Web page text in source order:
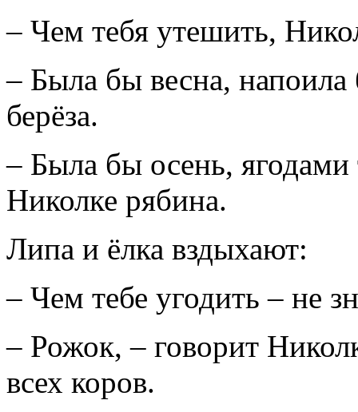
– Чем тебя утешить,
– Была бы весна,
берёза.
– Была бы осень, ягодами
Николке рябина.
Липа и ёлка вздыхают:
– Чем тебе угодить – не
– Рожок, – говорит
всех коров.